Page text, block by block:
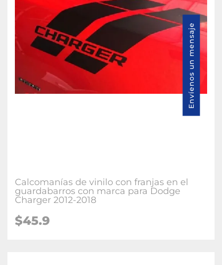
Calcomanías de vinilo con franjas en el
guardabarros con marca para Dodge
Charger 2012-2018
$45.9
Envíenos un mensaje